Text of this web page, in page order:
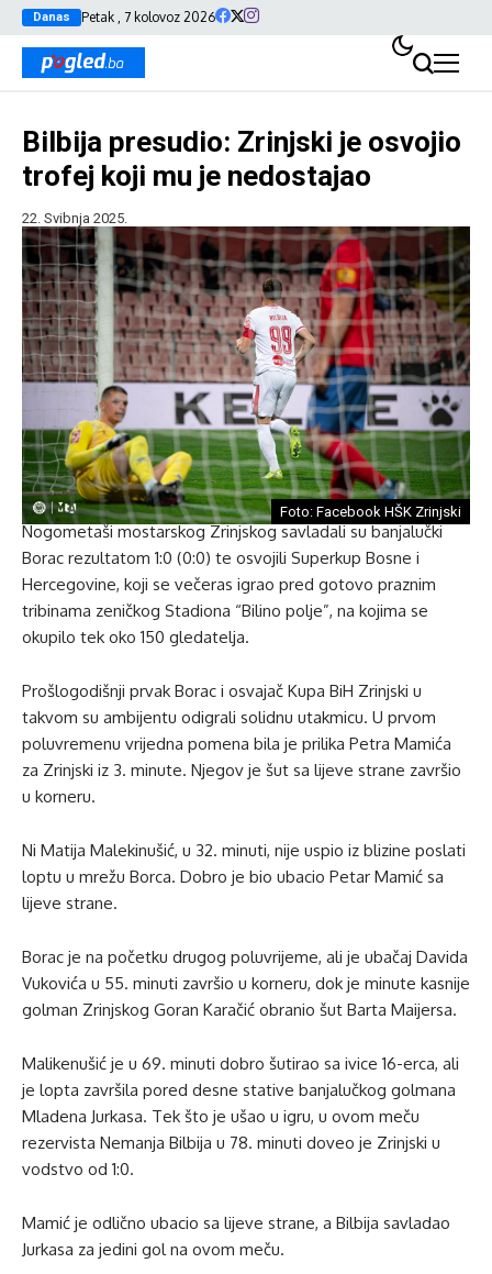
Danas Petak , 7 kolovoz 2026
Bilbija presudio: Zrinjski je osvojio
trofej koji mu je nedostajao
22. Svibnja 2025.
Foto: Facebook HŠK Zrinjski
Nogometaši mostarskog Zrinjskog savladali su banjalučki
Borac rezultatom 1:0 (0:0) te osvojili Superkup Bosne i
Hercegovine, koji se večeras igrao pred gotovo praznim
tribinama zeničkog Stadiona “Bilino polje”, na kojima se
okupilo tek oko 150 gledatelja.
Prošlogodišnji prvak Borac i osvajač Kupa BiH Zrinjski u
takvom su ambijentu odigrali solidnu utakmicu. U prvom
poluvremenu vrijedna pomena bila je prilika Petra Mamića
za Zrinjski iz 3. minute. Njegov je šut sa lijeve strane završio
u korneru.
Ni Matija Malekinušić, u 32. minuti, nije uspio iz blizine poslati
loptu u mrežu Borca. Dobro je bio ubacio Petar Mamić sa
lijeve strane.
Borac je na početku drugog poluvrijeme, ali je ubačaj Davida
Vukovića u 55. minuti završio u korneru, dok je minute kasnije
golman Zrinjskog Goran Karačić obranio šut Barta Maijersa.
Malikenušić je u 69. minuti dobro šutirao sa ivice 16-erca, ali
je lopta završila pored desne stative banjalučkog golmana
Mladena Jurkasa. Tek što je ušao u igru, u ovom meču
rezervista Nemanja Bilbija u 78. minuti doveo je Zrinjski u
vodstvo od 1:0.
Mamić je odlično ubacio sa lijeve strane, a Bilbija savladao
Jurkasa za jedini gol na ovom meču.